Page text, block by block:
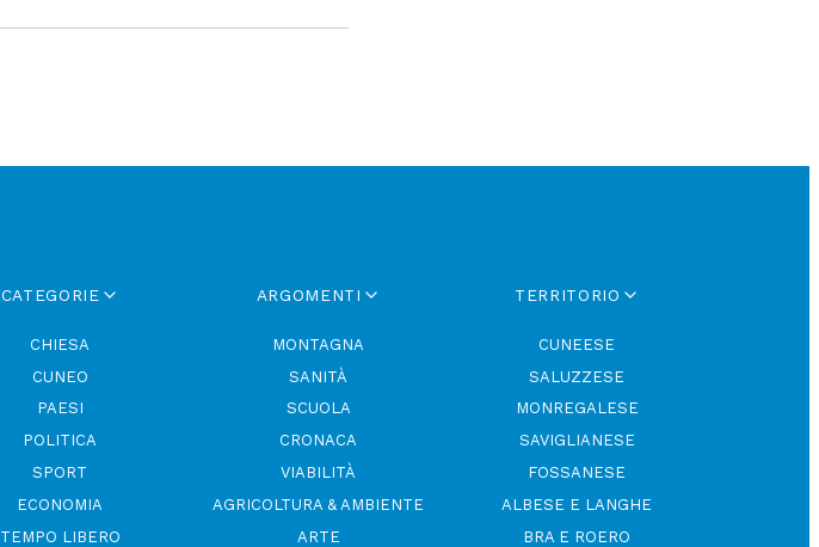
CATEGORIE
CHIESA
CUNEO
PAESI
POLITICA
SPORT
ECONOMIA
TEMPO LIBERO
ARGOMENTI
MONTAGNA
SANITÀ
SCUOLA
CRONACA
VIABILITÀ
AGRICOLTURA & AMBIENTE
ARTE
TERRITORIO
CUNEESE
SALUZZESE
MONREGALESE
SAVIGLIANESE
FOSSANESE
ALBESE E LANGHE
BRA E ROERO